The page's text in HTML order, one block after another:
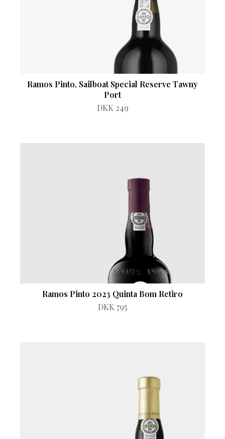
Ramos Pinto, Sailboat Special Reserve Tawny
Port
DKK 249
Ramos Pinto 2023 Quinta Bom Retiro
DKK 795